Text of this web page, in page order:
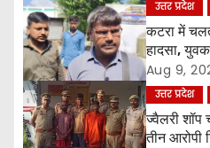
i
o
n
उत्तर प्रदेश
कटरा में
हादसा,
परिचालक
Aug 9,
उत्तर प्रदेश
ज्वैलरी शॉप
तीन आरोपी